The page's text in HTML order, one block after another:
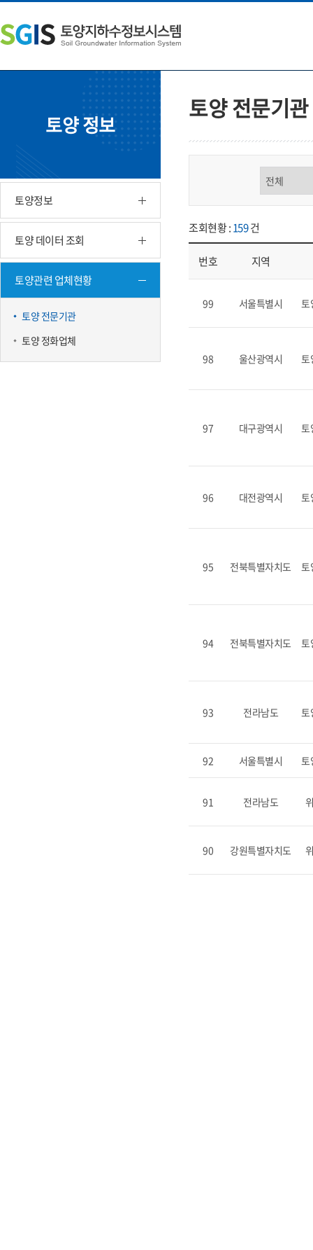
문
내
용
쪽
메
뉴
단
주
소
토양 정보
토양정보
토양 데이터 조회
토양관련 업체현황
토양 전문기관
토양 정화업체
토양 전문기관
조회현황 :159건
번호 지역
99 서울특별시 토
98 울산광역시 토
97 대구광역시 토
96 대전광역시 토
95 전북특별자치도 토
94 전북특별자치도 토
93 전라남도 토
92 서울특별시 토
91 전라남도
90 강원특별자치도